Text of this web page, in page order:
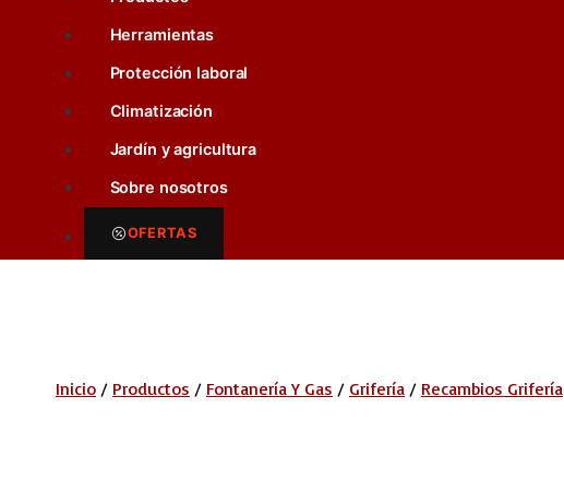
Herramientas
Protección laboral
Climatización
Jardín y agricultura
Sobre nosotros
OFERTAS
Inicio / Productos / Fontanería Y Gas / Grifería / Recambios Grifería